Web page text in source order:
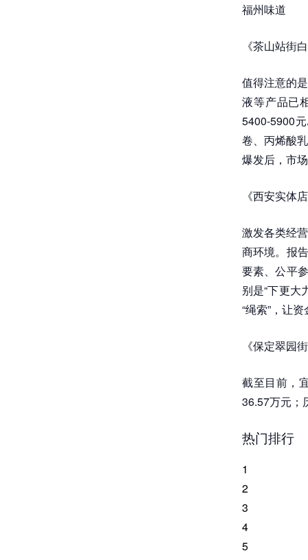
福州味道
《茶山站街
值得注意的
液等产品已
5400-5900
卷、丙烯酸
爆发后，市
《西安实体
激发各类经
商环境。报
要素、公平
别是“下更大
“绳索”，让
《保定翠园
截至目前，
36.57万元；
热门排行
1
2
3
4
5